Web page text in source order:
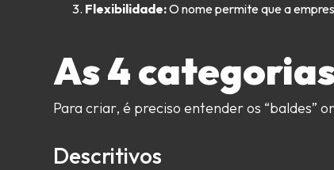
Flexibilidade:O nome permite que a
As 4
Para criar, é preciso entender os “baldes”
Descritivos